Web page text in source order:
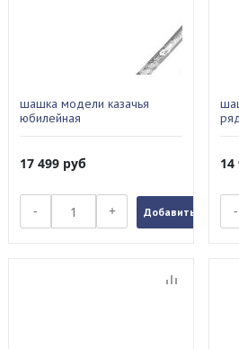
шашка модели казачья
юбилейная
17 499 руб
- + Добавить в заказ
14
-